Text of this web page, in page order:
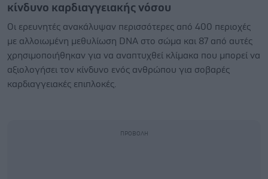
κίνδυνο καρδιαγγειακής νόσου
Οι ερευνητές ανακάλυψαν περισσότερες από 400 περιοχές
με αλλοιωμένη μεθυλίωση DNA στο σώμα και 87 από αυτές
χρησιμοποιήθηκαν για να αναπτυχθεί κλίμακα που μπορεί να
αξιολογήσει τον κίνδυνο ενός ανθρώπου για σοβαρές
καρδιαγγειακές επιπλοκές.